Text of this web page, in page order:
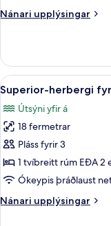
Nánari upplýsingar
Nánari
herbergi
fyrir
tvo
Skoða
allar
myndir
fyrir
Superior-
herbergi
fyrir
16
Superior-herbergi
Útsýni yfir á
18 fermetrar
Pláss fyrir 3
1 tvíbreitt rúm EÐA 2
Ókeypis þráðlaust
Nánari upplýsingar
Nánari